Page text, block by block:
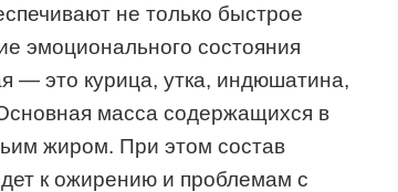
не только быстрое
эмоционального состояния
— это курица, утка, индюшатина,
масса содержащихся в
жиром. При этом состав
к ожирению и проблемам с